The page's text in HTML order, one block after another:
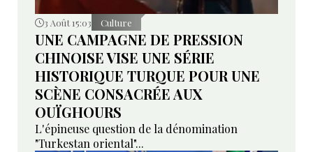
3 Août 15:03 Culture
UNE CAMPAGNE DE PRESSION
CHINOISE VISE UNE SÉRIE
HISTORIQUE TURQUE POUR UNE
SCÈNE CONSACRÉE AUX
OUÏGHOURS
L'épineuse question de la dénomination
"Turkestan oriental"...